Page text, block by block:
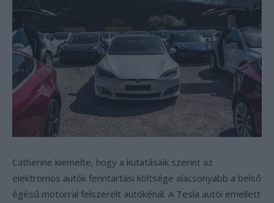
Catherine kiemelte, hogy a kutatásaik szerint az
elektromos autók fenntartási költsége alacsonyabb a belső
égésű motorral felszerelt autókénál. A Tesla autói emellett